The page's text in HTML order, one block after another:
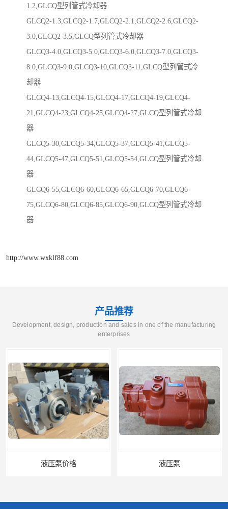
1.2,GLCQ型列管式冷却器
GLCQ2-1.3,GLCQ2-1.7,GLCQ2-2.1,GLCQ2-2.6,GLCQ2-
3.0,GLCQ2-3.5,GLCQ型列管式冷却器
GLCQ3-4.0,GLCQ3-5.0,GLCQ3-6.0,GLCQ3-7.0,GLCQ3-
8.0,GLCQ3-9.0,GLCQ3-10,GLCQ3-11,GLCQ型列管式冷
却器
GLCQ4-13,GLCQ4-15,GLCQ4-17,GLCQ4-19,GLCQ4-
21,GLCQ4-23,GLCQ4-25,GLCQ4-27,GLCQ型列管式冷却
器
GLCQ5-30,GLCQ5-34,GLCQ5-37,GLCQ5-41,GLCQ5-
44,GLCQ5-47,GLCQ5-51,GLCQ5-54,GLCQ型列管式冷却
器
GLCQ6-55,GLCQ6-60,GLCQ6-65,GLCQ6-70,GLCQ6-
75,GLCQ6-80,GLCQ6-85,GLCQ6-90,GLCQ型列管式冷却
器
http://www.wxklf88.com
产品推荐
Development, design, production and sales in one of the manufacturing
enterprises
液压泵 柱塞泵价格